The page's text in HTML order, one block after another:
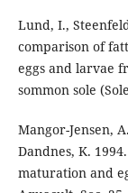
Lund, I.,
comparison of
eggs and larvae
sommon sole
Mangor-Jensen,
Dandnes, K.
maturation and